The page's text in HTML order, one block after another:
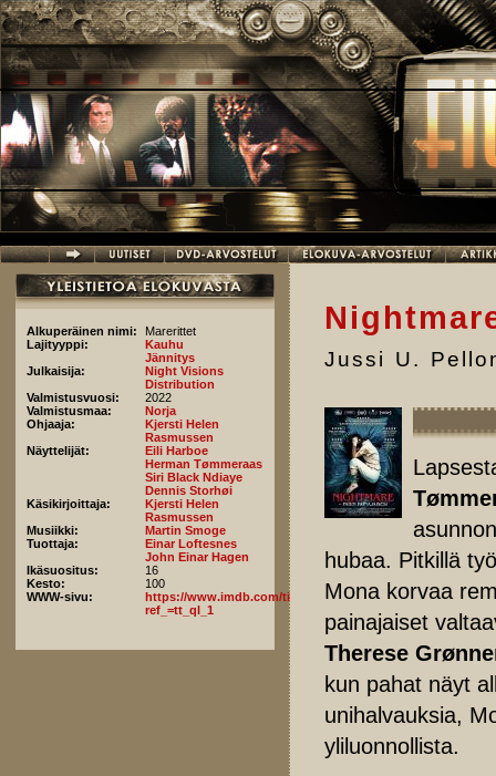
Hyppää pääsisältöön
Alkuperäinen nimi:
Marerittet
Lajityyppi:
Kauhu
Jännitys
Julkaisija:
Night Visions
Distribution
Valmistusvuosi:
2022
Valmistusmaa:
Norja
Ohjaaja:
Kjersti Helen
Rasmussen
Näyttelijät:
Eili Harboe
Herman Tømmeraas
Siri Black Ndiaye
Dennis Storhøi
Käsikirjoittaja:
Kjersti Helen
Rasmussen
Musiikki:
Martin Smoge
Tuottaja:
Einar Loftesnes
John Einar Hagen
Ikäsuositus:
16
Kesto:
100
WWW-sivu:
https://www.imdb.com/title/tt14807000/fullcredits/?
ref_=tt_ql_1
Jussi U.
hubaa. Pitkillä
Mona korvaa
painajaiset
Therese
kun pahat näyt
unihalvauksia,
yliluonnollista.